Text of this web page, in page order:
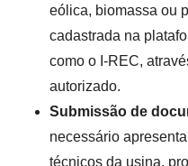
eólica, biomassa ou
cadastrada na
como o I-REC,
autorizado.
Submissão de
necessário
técnicos da usina,